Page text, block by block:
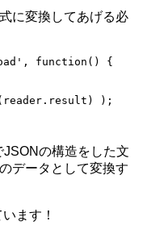
に変換してあげる必
function() {
);
JSONの構造をした文
データとして変換す
ます！